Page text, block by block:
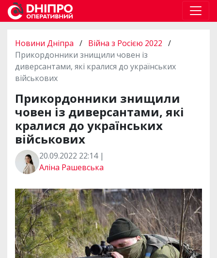
Новини Дніпра / Війна з Росією 2022 /
Прикордонники знищили човен із
диверсантами, які кралися до українських
військових
Прикордонники знищили
човен із диверсантами, які
кралися до українських
військових
20.09.2022 22:14 |
Аліна Рашевська